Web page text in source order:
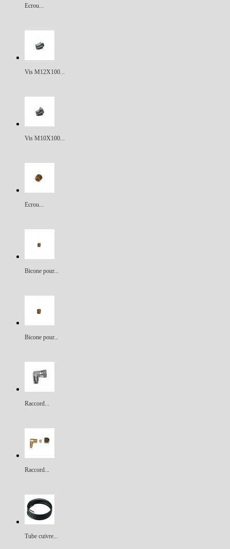
Ecrou...
Vis M12X100...
Vis M10X100...
Ecrou...
Bicone pour...
Bicone pour...
Raccord...
Raccord...
Tube cuivre...